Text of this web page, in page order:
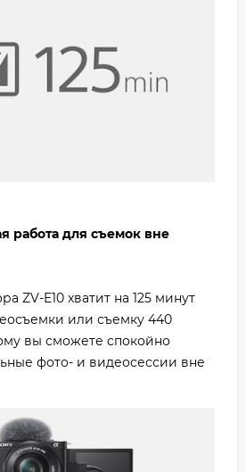
работа для съемок вне
ZV-E10 хватит на 125 минут
или съемку 440
вы сможете спокойно
фото- и видеосессии вне